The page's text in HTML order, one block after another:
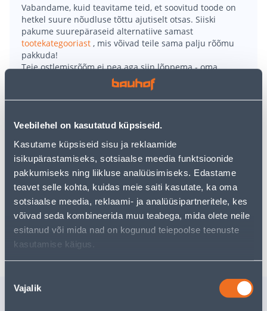
Veebilehel on kasutatud küpsiseid.
Kasutame küpsiseid sisu ja reklaamide
isikupärastamiseks, sotsiaalse meedia funktsioonide
pakkumiseks ning liikluse analüüsimiseks. Edastame
teavet selle kohta, kuidas meie saiti kasutate, ka oma
sotsiaalse meedia, reklaami- ja analüüsipartneritele, kes
võivad seda kombineerida muu teabega, mida olete neile
esitanud või mida nad on kogunud teiepoolse teenuste
kasutamise käigus.
valik
Vajalik
Vabandame, kuid teavitame teid, et soovitud toode on
hetkel suure nõudluse tõttu ajutiselt otsas. Siiski
pakume suurepäraseid alternatiive samast
tootekategooriast , mis võivad teile sama palju rõõmu
pakkuda!
Teie ostlemisrõõm ei pea aga siin lõppema - oma
uurimistööd saate jätkata, naastes
kasutades meie võimsat otsingufunktsiooni, et leida
veelgi meelepärasemad valikuid. Head ostlemist!
• Kolme ringiga metallist taimetugi
• Mõeldud pottide ja aia taimete toetamiseks
• Vastupidavad ja tänu oma rohelisele värvusele on
need taime keskel peaaegu nähtamatud
• 14-päevane tagastusõigus.
Tarne pole võimalik
Sarnased tooted